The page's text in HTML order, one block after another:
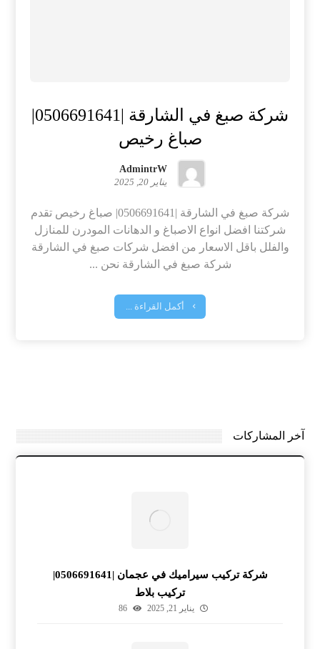
شركة صبغ في الشارقة |0506691641|
صباغ رخيص
AdmintrW
يناير 20, 2025
شركة صبغ في الشارقة |0506691641| صباغ رخيص تقدم
شركتنا افضل انواع الاصباغ و الدهانات المودرن للمنازل
والفلل باقل الاسعار من افضل شركات صبغ في الشارقة
شركة صبغ في الشارقة نحن ...
أكمل القراءة ...
آخر المشاركات
شركة تركيب سيراميك في عجمان |0506691641|
تركيب بلاط
يناير 21, 2025 86